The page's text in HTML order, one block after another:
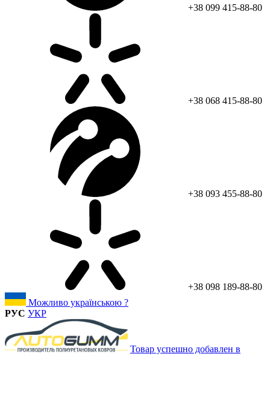
+38 099 415-88-80
+38 068 415-88-80
+38 093 455-88-80
+38 098 189-88-80
Можливо українською ?
РУС УКР
Товар успешно добавлен в